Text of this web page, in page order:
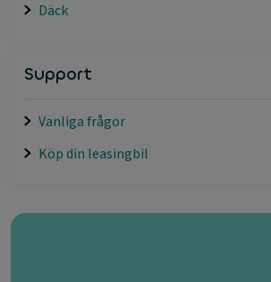
Däck
Support
Vanliga frågor
Köp din leasingbil